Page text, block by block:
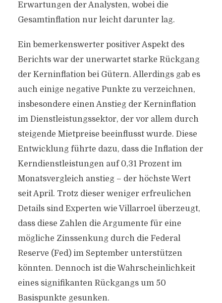
Erwartungen der Analysten, wobei die
Gesamtinflation nur leicht darunter lag.
Ein bemerkenswerter positiver Aspekt des
Berichts war der unerwartet starke Rückgang
der Kerninflation bei Gütern. Allerdings gab es
auch einige negative Punkte zu verzeichnen,
insbesondere einen Anstieg der Kerninflation
im Dienstleistungssektor, der vor allem durch
steigende Mietpreise beeinflusst wurde. Diese
Entwicklung führte dazu, dass die Inflation der
Kerndienstleistungen auf 0,31 Prozent im
Monatsvergleich anstieg – der höchste Wert
seit April. Trotz dieser weniger erfreulichen
Details sind Experten wie Villarroel überzeugt,
dass diese Zahlen die Argumente für eine
mögliche Zinssenkung durch die Federal
Reserve (Fed) im September unterstützen
könnten. Dennoch ist die Wahrscheinlichkeit
eines signifikanten Rückgangs um 50
Basispunkte gesunken.